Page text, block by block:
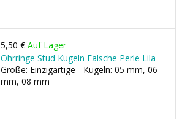
5,50 € Auf Lager
Ohrringe Stud Kugeln Falsche Perle Lila
Größe: Einzigartige - Kugeln: 05 mm, 06
mm, 08 mm